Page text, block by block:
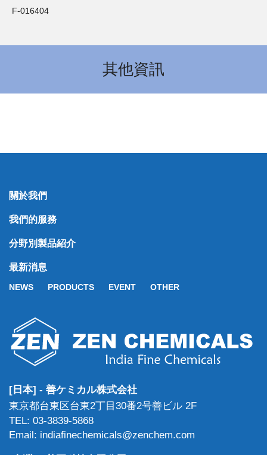
F-016404
其他資訊
關於我們
我們的服務
分野別製品紹介
最新消息
NEWS PRODUCTS EVENT OTHER
[日本] - 善ケミカル株式会社
東京都台東区台東2丁目30番2号善ビル 2F
TEL: 03-3839-5868
Email: indiafinechemicals@zenchem.com